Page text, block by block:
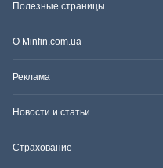
Полезные страницы
О Minfin.com.ua
Реклама
Новости и статьи
Страхование